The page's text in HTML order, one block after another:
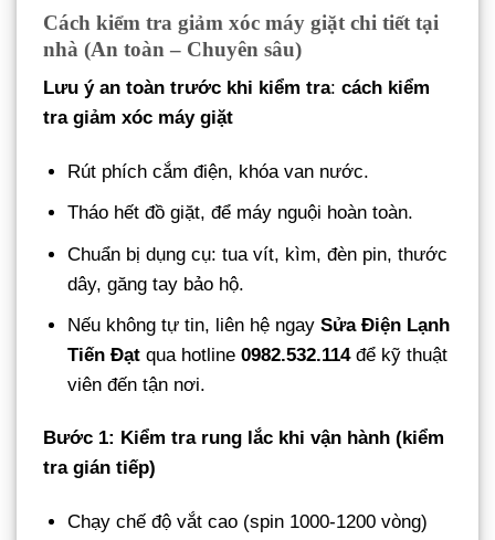
Cách kiểm tra giảm xóc máy giặt chi tiết tại
nhà (An toàn – Chuyên sâu)
Lưu ý an toàn trước khi kiểm tra: cách kiểm
tra giảm xóc máy giặt
Rút phích cắm điện, khóa van nước.
Tháo hết đồ giặt, để máy nguội hoàn toàn.
Chuẩn bị dụng cụ: tua vít, kìm, đèn pin, thước
dây, găng tay bảo hộ.
Nếu không tự tin, liên hệ ngaySửa Điện Lạnh
Tiến Đạt qua hotline0982.532.114để kỹ thuật
viên đến tận nơi.
Bước 1: Kiểm tra rung lắc khi vận hành (kiểm
tra gián tiếp)
Chạy chế độ vắt cao (spin 1000-1200 vòng)